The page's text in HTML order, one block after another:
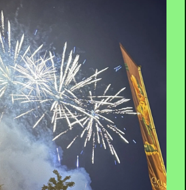
Wings-Wasserspielplatz ist an
ein wichtiges Angebot für
Wasserelementen,
den bekannten Helden aus der
können Kinder planschen, sich
Sommertag im Park aktiv genießen.